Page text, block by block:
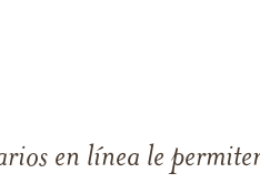
en línea le